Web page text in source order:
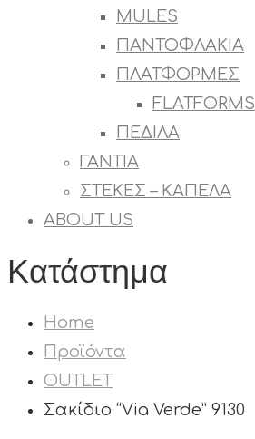
MULES
ΠΑΝΤΟΦΛΑΚΙΑ
ΠΛΑΤΦΟΡΜΕΣ
FLATFORMS
ΠΕΔΙΛΑ
ΓΑΝΤΙΑ
ΣΤΕΚΕΣ – ΚΑΠΕΛΑ
ABOUT US
Κατάστημα
Home
Προϊόντα
OUTLET
Σακίδιο “Via Verde” 9130